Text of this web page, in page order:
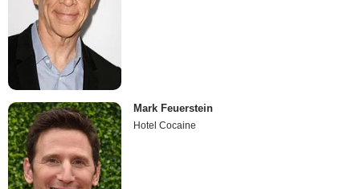
Mark Feuerstein
Hotel Cocaine